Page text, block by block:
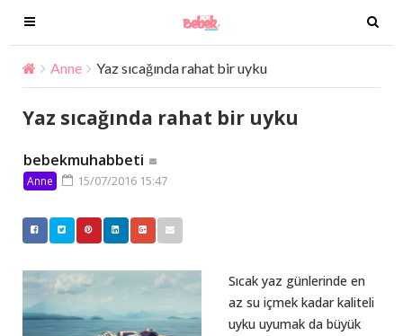
T
o
g
g
l
e
n
a
v
i
t
o
T
o
g
i
Anne Yaz sıcağında rahat bir uyku
Yaz sıcağında rahat bir uyku
bebekmuhabbeti
Anne 15/07/2016 15:47
Sıcak yaz günlerinde en
az su içmek kadar kaliteli
uyku uyumak da büyük